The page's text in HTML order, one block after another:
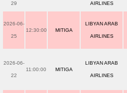
29 AIRLINES
2026-06-
25
12:30:00 MITIGA
LIBYAN ARAB
AIRLINES
2026-06-
22
11:00:00 MITIGA
LIBYAN ARAB
AIRLINES